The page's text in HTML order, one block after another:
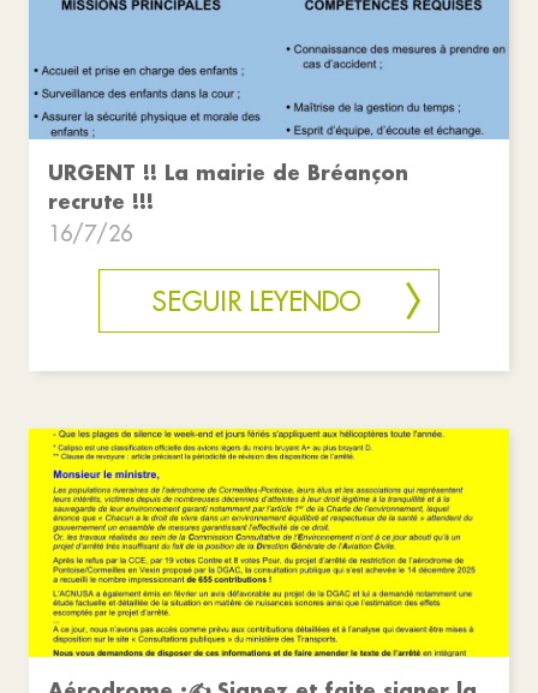
URGENT !!️ La mairie de Bréançon
recrute !!!
16/7/26
SEGUIR LEYENDO